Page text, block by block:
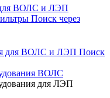
Поиск через
Поиск